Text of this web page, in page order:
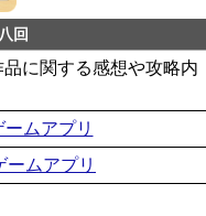
回
に関する感想や攻略内
ムアプリ
ムアプリ